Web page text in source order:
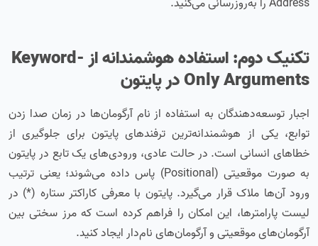
تکنیک دوم: استفاده هوشمندانه از Keyword-
Only Arguments در پایتون
اجبار توسعه‌دهندگان به استفاده از نام آرگومان‌ها در زمان صدا زدن
توابع، یکی از هوشمندانه‌ترین ترفندهای پایتون برای جلوگیری از
خطاهای انسانی است. در حالت عادی، ورودی‌های یک تابع در پایتون
به صورت موقعیتی (Positional) پاس داده می‌شوند؛ یعنی ترتیب
ورود آن‌ها ملاک قرار می‌گیرد. پایتون با معرفی کاراکتر ستاره (*) در
لیست پارامترها، این امکان را فراهم کرده است که مرز سختی بین
آرگومان‌های موقعیتی و آرگومان‌های نام‌دار ایجاد کنید.